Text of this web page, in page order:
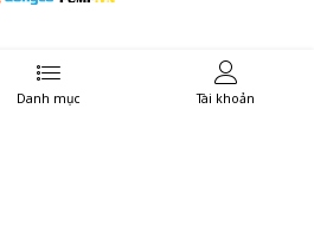
lạc:
Danh mục Tài khoản